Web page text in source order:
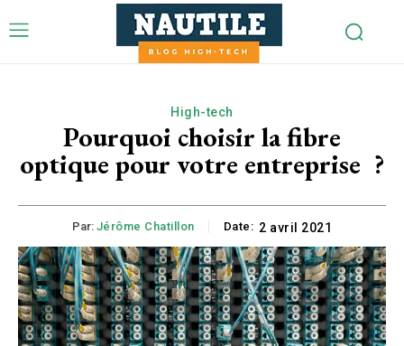
High-tech
Pourquoi choisir la fibre
optique pour votre entreprise ?
Par: Jérôme Chatillon Date: 2 avril 2021